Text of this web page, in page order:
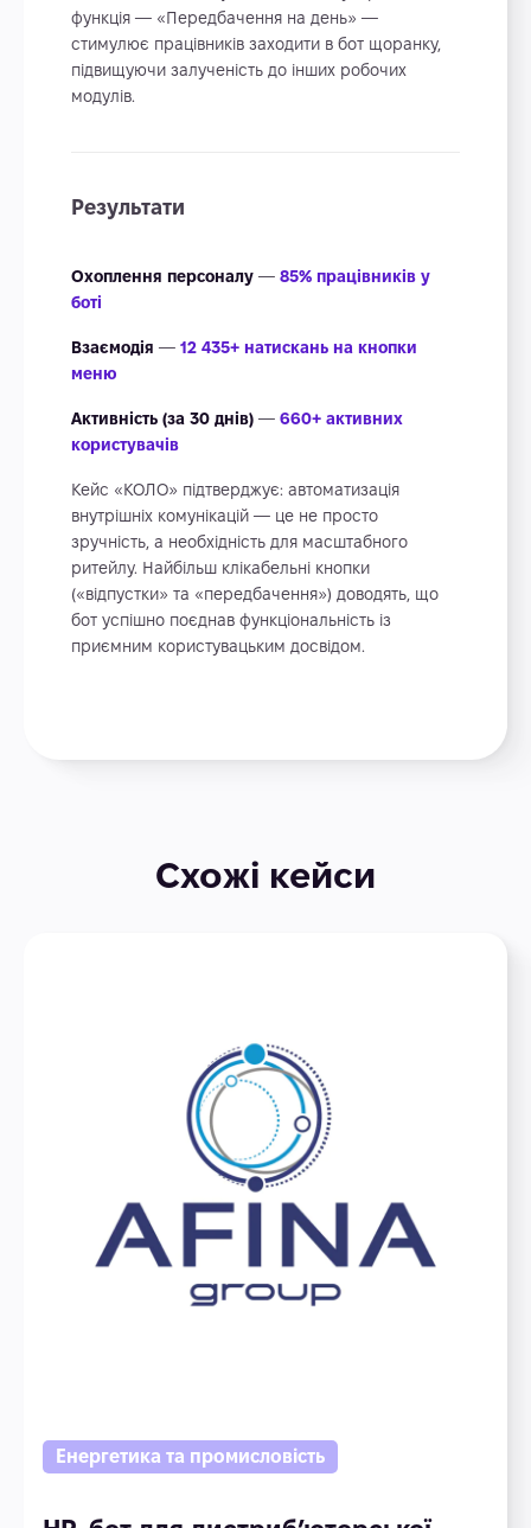
функція — «Передбачення на день» —
стимулює працівників заходити в бот щоранку,
підвищуючи залученість до інших робочих
модулів.
Результати
Охоплення персоналу — 85% працівників у
боті
Взаємодія — 12 435+ натискань на кнопки
меню
Активність (за 30 днів) — 660+ активних
користувачів
Кейс «КОЛО» підтверджує: автоматизація
внутрішніх комунікацій — це не просто
зручність, а необхідність для масштабного
ритейлу. Найбільш клікабельні кнопки
(«відпустки» та «передбачення») доводять, що
бот успішно поєднав функціональність із
приємним користувацьким досвідом.
Схожі кейси
Енергетика та промисловість